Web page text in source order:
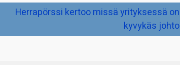
Herrapörssi kertoo missä yrityksessä on
kyvykäs johto